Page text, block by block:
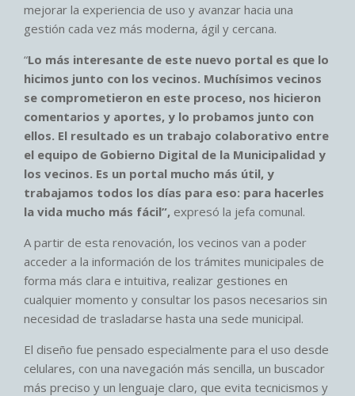
mejorar la experiencia de uso y avanzar hacia una
gestión cada vez más moderna, ágil y cercana.
“Lo más interesante de este nuevo portal es que lo
hicimos junto con los vecinos. Muchísimos vecinos
se comprometieron en este proceso, nos hicieron
comentarios y aportes, y lo probamos junto con
ellos. El resultado es un trabajo colaborativo entre
el equipo de Gobierno Digital de la Municipalidad y
los vecinos. Es un portal mucho más útil, y
trabajamos todos los días para eso: para hacerles
la vida mucho más fácil”, expresó la jefa comunal.
A partir de esta renovación, los vecinos van a poder
acceder a la información de los trámites municipales de
forma más clara e intuitiva, realizar gestiones en
cualquier momento y consultar los pasos necesarios sin
necesidad de trasladarse hasta una sede municipal.
El diseño fue pensado especialmente para el uso desde
celulares, con una navegación más sencilla, un buscador
más preciso y un lenguaje claro, que evita tecnicismos y